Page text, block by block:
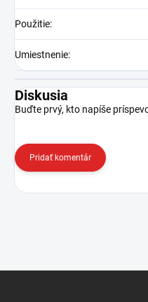
Použitie:
Umiestnenie:
Diskusia
Buďte prvý, kto napíše
Pridať komentár